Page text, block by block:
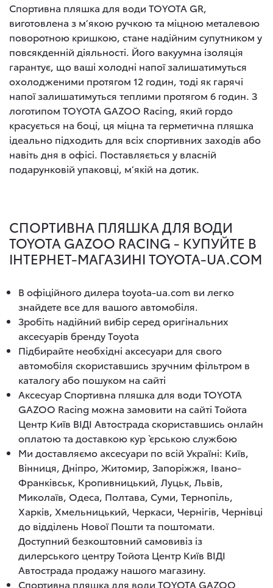
Спортивна пляшка для води TOYOTA GR,
виготовлена з м’якою ручкою та міцною металевою
поворотною кришкою, стане надійним супутником у
повсякденній діяльності. Його вакуумна ізоляція
гарантує, що ваші холодні напої залишатимуться
охолодженими протягом 12 годин, тоді як гарячі
напої залишатимуться теплими протягом 6 годин. З
логотипом TOYOTA GAZOO Racing, який гордо
красується на боці, ця міцна та герметична пляшка
ідеально підходить для всіх спортивних заходів або
навіть дня в офісі. Поставляється у власній
подарунковій упаковці, м’якій на дотик.
СПОРТИВНА ПЛЯШКА ДЛЯ ВОДИ
TOYOTA GAZOO RACING - КУПУЙТЕ В
ІНТЕРНЕТ-МАГАЗИНІ TOYOTA-UA.COM
В офіційного дилера toyota-ua.com ви легко
знайдете все для вашого автомобіля.
Зробіть надійний вибір серед оригінальних
аксесуарів бренду Toyota
Підбирайте необхідні аксесуари для свого
автомобіля скориставшись зручним фільтром в
каталогу або пошуком на сайті
Аксесуар Спортивна пляшка для води TOYOTA
GAZOO Racing можна замовити на сайті Тойота
Центр Київ ВІДІ Автострада скориставшись онлайн
оплатою та доставкою кур`єрською службою
Ми доставляємо аксесуари по всій Україні: Київ,
Вінниця, Дніпро, Житомир, Запоріжжя, Івано-
Франківськ, Кропивницький, Луцьк, Львів,
Миколаїв, Одеса, Полтава, Суми, Тернопіль,
Харків, Хмельницький, Черкаси, Чернігів, Чернівці
до відділень Нової Пошти та поштомати.
Доступний безкоштовний самовивіз із
дилерського центру Тойота Центр Київ ВІДІ
Автострада продажу нашого магазину.
Спортивна пляшка для води TOYOTA GAZOO